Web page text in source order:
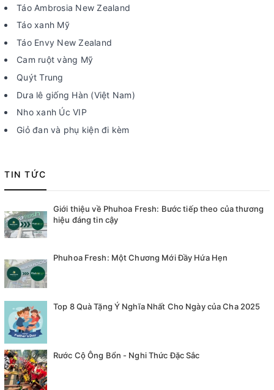
Táo Ambrosia New Zealand
Táo xanh Mỹ
Táo Envy New Zealand
Cam ruột vàng Mỹ
Quýt Trung
Dưa lê giống Hàn (Việt Nam)
Nho xanh Úc VIP
Giỏ đan và phụ kiện đi kèm
TIN TỨC
Giới thiệu về Phuhoa Fresh: Bước tiếp theo của thương
hiệu đáng tin cậy
Phuhoa Fresh: Một Chương Mới Đầy Hứa Hẹn
Top 8 Quà Tặng Ý Nghĩa Nhất Cho Ngày của Cha 2025
Rước Cộ Ông Bổn - Nghi Thức Đặc Sắc